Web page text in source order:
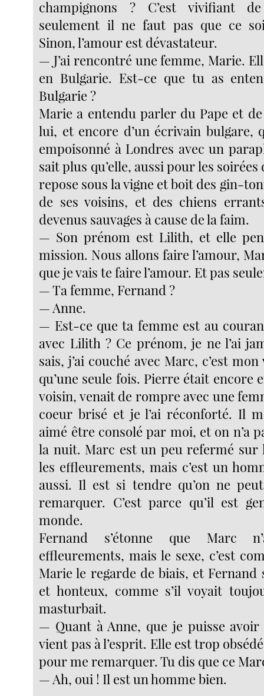
champignons ? C’est vivifiant
seulement il ne faut pas que ce
Sinon, l’amour est dévastateur.
— J’ai rencontré une femme, Marie.
en Bulgarie. Est-ce que tu as
Bulgarie ?
Marie a entendu parler du Pape et
lui, et encore d’un écrivain bulgare,
empoisonné à Londres avec un
sait plus qu’elle, aussi pour les soirées
repose sous la vigne et boit des gin-
de ses voisins, et des chiens
devenus sauvages à cause de la faim.
— Son prénom est Lilith, et elle
mission. Nous allons faire l’amour,
que je vais te faire l’amour. Et pas
— Ta femme, Fernand ?
— Anne.
— Est-ce que ta femme est au
avec Lilith ? Ce prénom, je ne l’ai
sais, j’ai couché avec Marc, c’est
qu’une seule fois. Pierre était encore
voisin, venait de rompre avec une
coeur brisé et je l’ai réconforté. Il
aimé être consolé par moi, et on n’a
la nuit. Marc est un peu refermé sur
les effleurements, mais c’est un
aussi. Il est si tendre qu’on ne
remarquer. C’est parce qu’il est
monde.
Fernand s’étonne que Marc
effleurements, mais le sexe, c’est
Marie le regarde de biais, et Fernand
et honteux, comme s’il voyait
masturbait.
— Quant à Anne, que je puisse
vient pas à l’esprit. Elle est trop
pour me remarquer. Tu dis que ce
— Ah, oui ! Il est un homme bien.